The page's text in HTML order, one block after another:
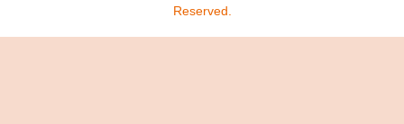
Reserved.